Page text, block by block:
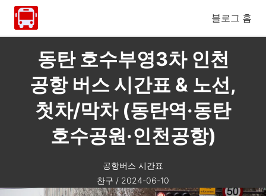
블로그 홈
동탄 호수부영3차 인천
공항 버스 시간표 & 노선,
첫차/막차 (동탄역·동탄
호수공원·인천공항)
공항버스 시간표
찬구 / 2024-06-10